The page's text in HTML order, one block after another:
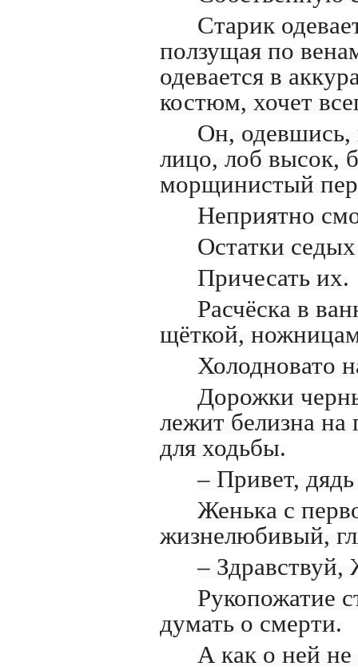
Старик
ползущая по
одевается в
костюм, хочет
Он, одевшись,
лицо, лоб высок,
морщинистый
Неприятно
Остатки
Причесать их.
Расчёска в
щёткой,
Холодновато
Дорожки
лежит белизна на
для ходьбы.
– Привет,
Женька с
жизнелюбивый,
– Здравствуй,
Рукопожатие
думать о смерти.
А как о ней не